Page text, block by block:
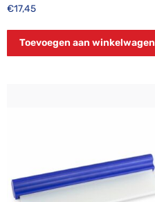
€17,45
Toevoegen aan winkelwagen